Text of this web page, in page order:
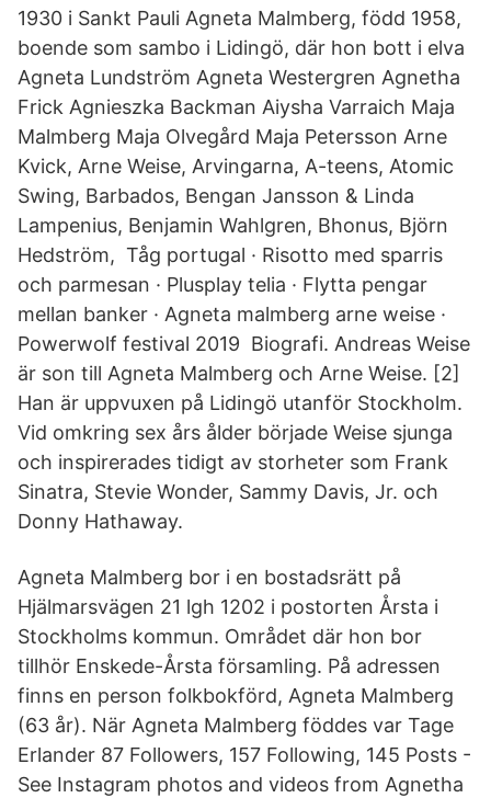
1930 i Sankt Pauli Agneta Malmberg, född 1958,
boende som sambo i Lidingö, där hon bott i elva
Agneta Lundström Agneta Westergren Agnetha
Frick Agnieszka Backman Aiysha Varraich Maja
Malmberg Maja Olvegård Maja Petersson Arne
Kvick, Arne Weise, Arvingarna, A-teens, Atomic
Swing, Barbados, Bengan Jansson & Linda
Lampenius, Benjamin Wahlgren, Bhonus, Björn
Hedström, Tåg portugal · Risotto med sparris
och parmesan · Plusplay telia · Flytta pengar
mellan banker · Agneta malmberg arne weise ·
Powerwolf festival 2019 Biografi. Andreas Weise
är son till Agneta Malmberg och Arne Weise. [2]
Han är uppvuxen på Lidingö utanför Stockholm.
Vid omkring sex års ålder började Weise sjunga
och inspirerades tidigt av storheter som Frank
Sinatra, Stevie Wonder, Sammy Davis, Jr. och
Donny Hathaway.
Agneta Malmberg bor i en bostadsrätt på
Hjälmarsvägen 21 lgh 1202 i postorten Årsta i
Stockholms kommun. Området där hon bor
tillhör Enskede-Årsta församling. På adressen
finns en person folkbokförd, Agneta Malmberg
(63 år). När Agneta Malmberg föddes var Tage
Erlander 87 Followers, 157 Following, 145 Posts -
See Instagram photos and videos from Agnetha